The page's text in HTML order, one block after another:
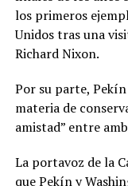
los primeros
Unidos tras una
Richard Nixon.
Por su parte,
materia de
amistad” entre
La portavoz de la
que Pekín y